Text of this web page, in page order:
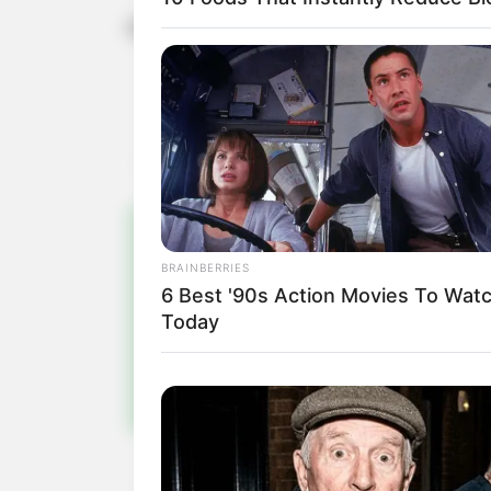
Para baixar os aplicativos CAIXA
BRAINBERRIES
6 Best '90s Action Movies To
Today